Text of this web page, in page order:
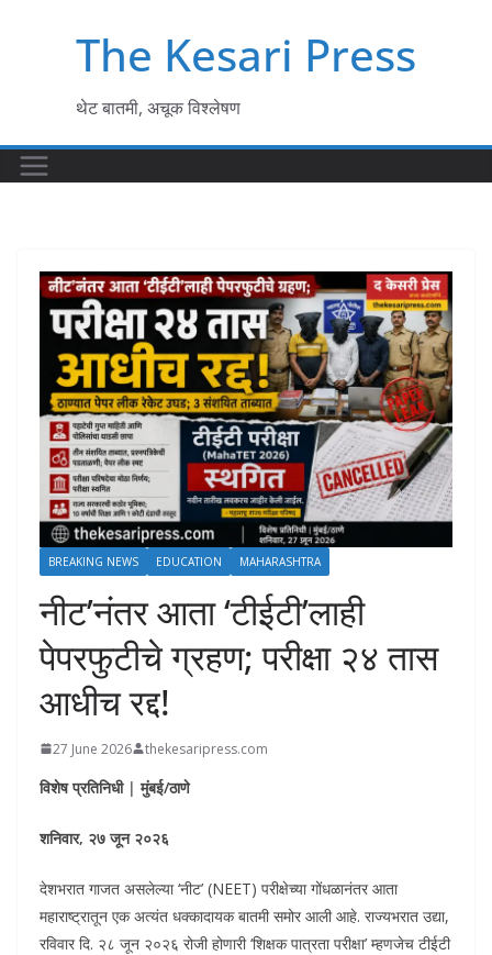
The Kesari Press
थेट बातमी, अचूक विश्लेषण
BREAKING NEWS EDUCATION MAHARASHTRA
नीट’नंतर आता ‘टीईटी’लाही
पेपरफुटीचे ग्रहण; परीक्षा २४ तास
आधीच रद्द!
27 June 2026 thekesaripress.com
विशेष प्रतिनिधी | मुंबई/ठाणे
शनिवार, २७ जून २०२६
​देशभरात गाजत असलेल्या ‘नीट’ (NEET) परीक्षेच्या गोंधळानंतर आता
महाराष्ट्रातून एक अत्यंत धक्कादायक बातमी समोर आली आहे. राज्यभरात उद्या,
रविवार दि. २८ जून २०२६ रोजी होणारी ‘शिक्षक पात्रता परीक्षा’ म्हणजेच टीईटी